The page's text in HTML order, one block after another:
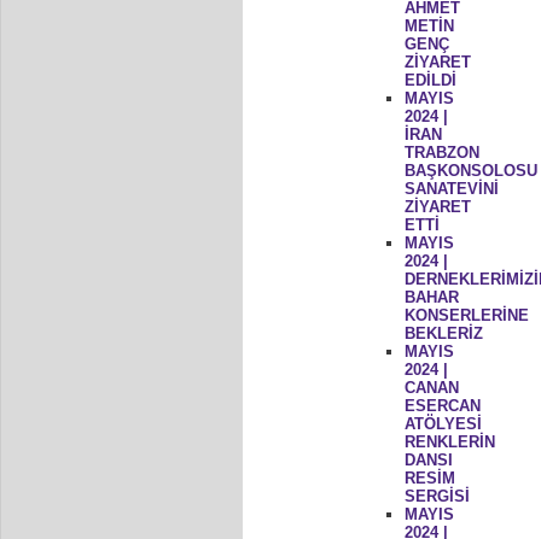
AHMET
METİN
GENÇ
ZİYARET
EDİLDİ
MAYIS
2024 |
İRAN
TRABZON
BAŞKONSOLOSU
SANATEVİNİ
ZİYARET
ETTİ
MAYIS
2024 |
BAHAR
KONSERLERİNE
BEKLERİZ
MAYIS
2024 |
CANAN
ESERCAN
ATÖLYESİ
RENKLERİN
DANSI
RESİM
SERGİSİ
MAYIS
2024 |